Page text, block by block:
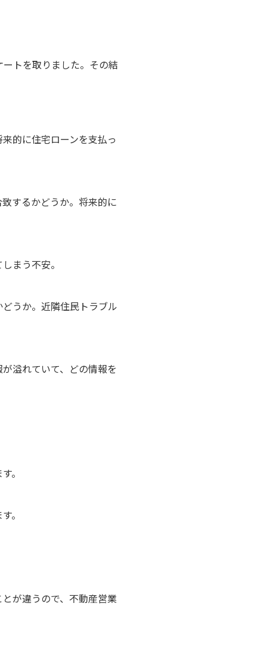
トを取りました。その結
的に住宅ローンを支払っ
するかどうか。将来的に
まう不安。
うか。近隣住民トラブル
溢れていて、どの情報を
。
。
が違うので、不動産営業